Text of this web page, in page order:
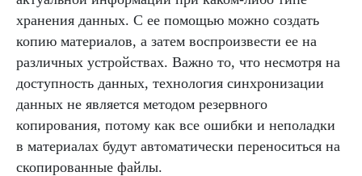
хранения данных. С ее помощью можно создать
копию материалов, а затем воспроизвести ее на
различных устройствах. Важно то, что несмотря на
доступность данных, технология синхронизации
данных не является методом резервного
копирования, потому как все ошибки и неполадки
в материалах будут автоматически переноситься на
скопированные файлы.